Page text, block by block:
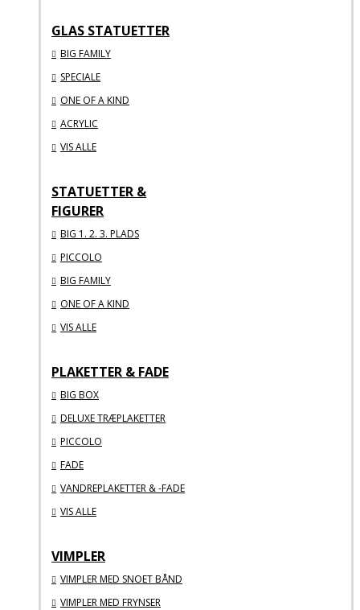
GLAS STATUETTER
BIG FAMILY
SPECIALE
ONE OF A KIND
ACRYLIC
VIS ALLE
STATUETTER &
FIGURER
BIG 1. 2. 3. PLADS
PICCOLO
BIG FAMILY
ONE OF A KIND
VIS ALLE
PLAKETTER & FADE
BIG BOX
DELUXE TRÆPLAKETTER
PICCOLO
FADE
VANDREPLAKETTER & -FADE
VIS ALLE
VIMPLER
VIMPLER MED SNOET BÅND
VIMPLER MED FRYNSER